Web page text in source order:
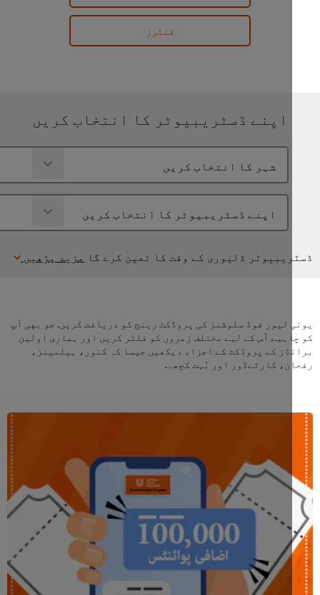
اپنے ڈسٹریبیوٹر کا انتخاب کریں
ڈلیوری کے وقت کا تعین کرے گا مزید پڑھیں
لیور فوڈ سلوشنز کی پروڈکٹ رینج کو دریافت کریں. جو بهی آپ
اُس کے لیے مختلف زمروں کو فلٹر کریں اور ہماری اولین
کے پروڈکٹ کے اجزاء دیکھیں جیسا کہ کنور، ہیلمینز،
کارٹےڈور اور بُہت کچھ۔.